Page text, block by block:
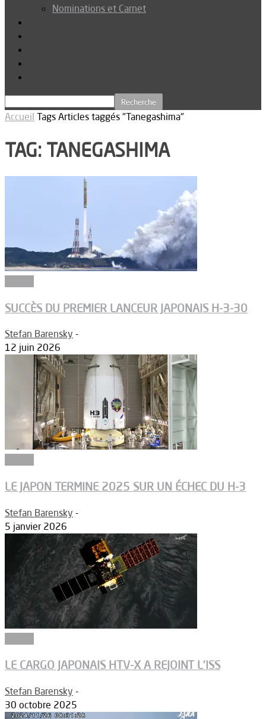
Nominations et Carnet
Accueil Tags Articles taggés "Tanegashima"
TAG: TANEGASHIMA
SUCCÈS DU PREMIER LANCEUR JAPONAIS H-3-30
Stefan Barensky -
12 juin 2026
LE JAPON TERMINE 2025 SUR UN ÉCHEC DU H-3
Stefan Barensky -
5 janvier 2026
LE CARGO JAPONAIS HTV-X A REJOINT L’ISS
Stefan Barensky -
30 octobre 2025